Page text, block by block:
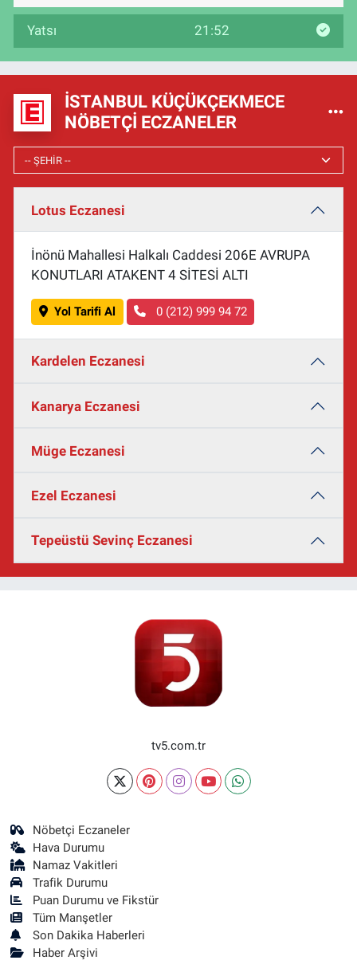
Yatsı 21:52
İSTANBUL KÜÇÜKÇEKMECE
NÖBETÇI ECZANELER
Lotus Eczanesi
İnönü Mahallesi Halkalı Caddesi 206E AVRUPA
KONUTLARI ATAKENT 4 SİTESİ ALTI
Yol Tarifi Al 0 (212) 999 94 72
Kardelen Eczanesi
Kanarya Eczanesi
Müge Eczanesi
Ezel Eczanesi
Tepeüstü Sevinç Eczanesi
tv5.com.tr
Nöbetçi Eczaneler
Hava Durumu
Namaz Vakitleri
Trafik Durumu
Puan Durumu ve Fikstür
Tüm Manşetler
Son Dakika Haberleri
Haber Arşivi